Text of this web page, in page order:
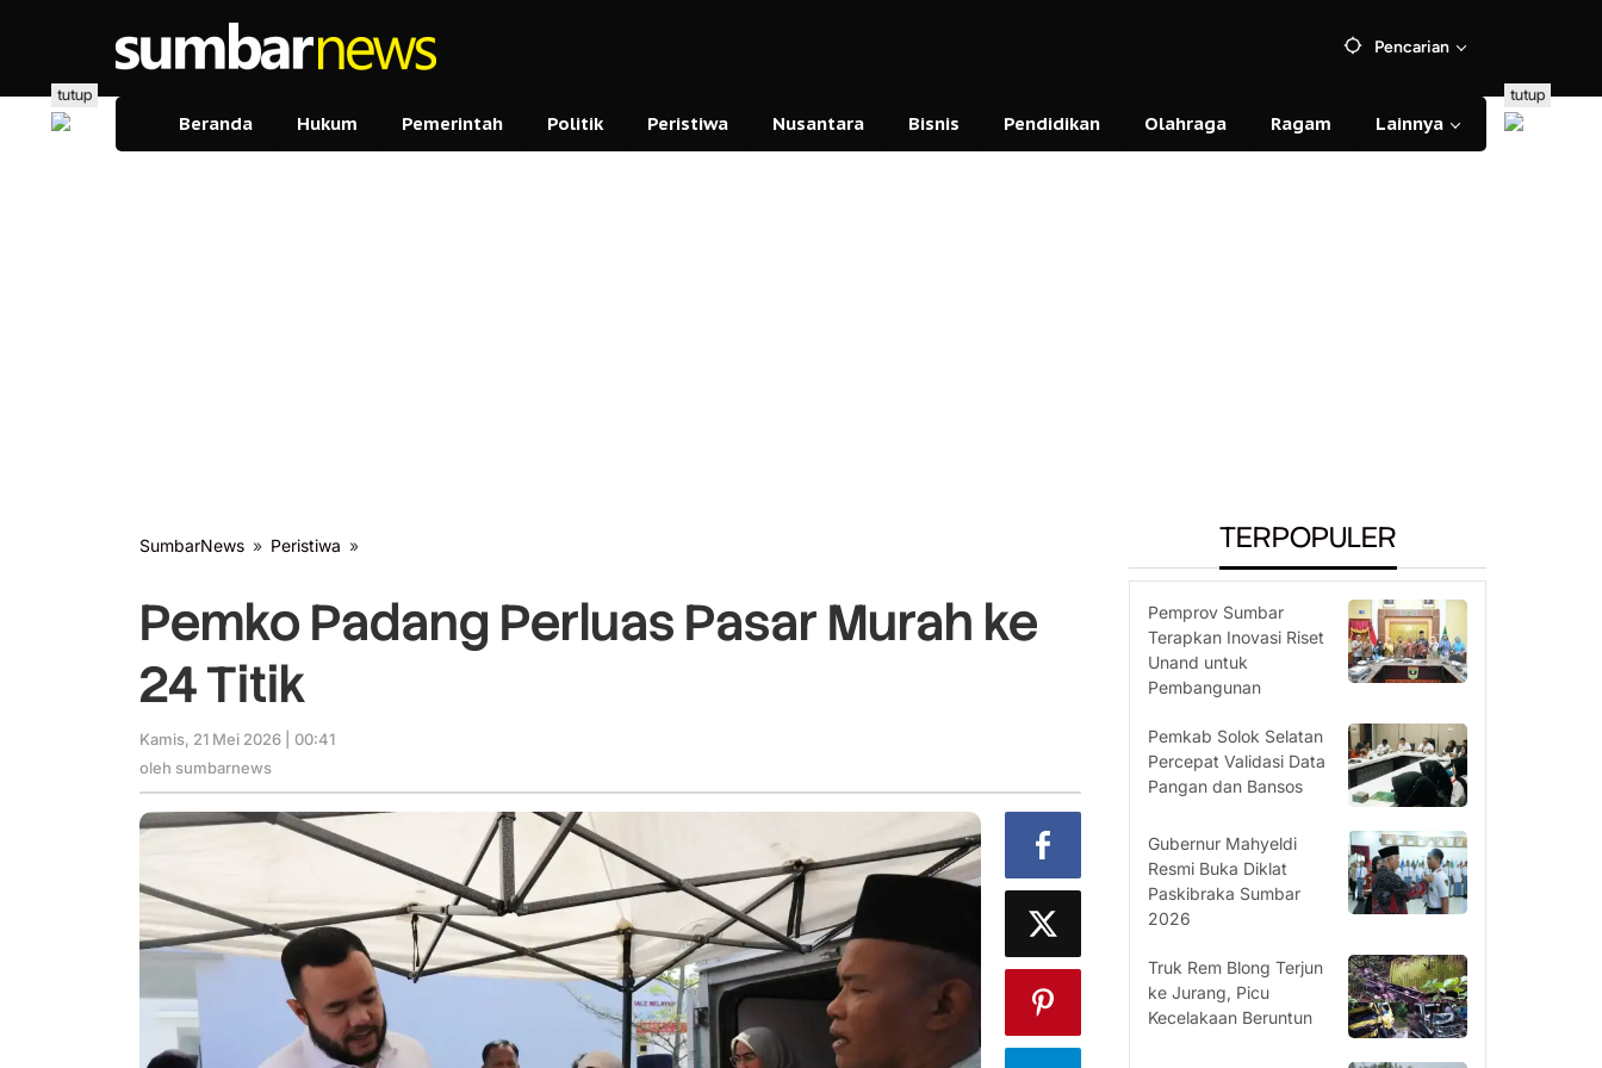
Pencarian
Beranda Hukum Pemerintah Politik Peristiwa Nusantara Bisnis Pendidikan Olahraga Ragam Lainnya
tutup tutup
SumbarNews » Peristiwa »
Pasar
Murah
Pemko Padang Perluas Pasar Murah ke
24 Titik
Kamis, 21 Mei 2026 | 00:41
oleh sumbarnews
TERPOPULER
Pemprov Sumbar
Terapkan Inovasi Riset
Unand untuk
Pembangunan
Pemkab Solok Selatan
Percepat Validasi Data
Pangan dan Bansos
Gubernur Mahyeldi
Resmi Buka Diklat
Paskibraka Sumbar
2026
Truk Rem Blong Terjun
ke Jurang, Picu
Kecelakaan Beruntun